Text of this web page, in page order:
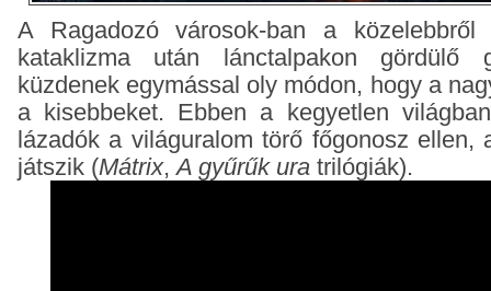
A Ragadozó városok-ban a közelebbről
kataklizma után lánctalpakon gördülő
küzdenek egymással oly módon, hogy a
a kisebbeket. Ebben a kegyetlen
lázadók a világuralom törő főgonosz ellen,
játszik (Mátrix,A gyűrűk ura trilógiák).